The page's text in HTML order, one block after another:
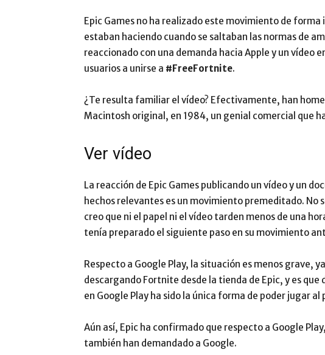
Epic Games no ha realizado este movimiento de forma
estaban haciendo cuando se saltaban las normas de
reaccionado con una demanda hacia Apple y un vídeo
usuarios a unirse a #FreeFortnite.
¿Te resulta familiar el vídeo? Efectivamente, han
Macintosh original, en 1984, un genial comercial que
Ver vídeo
La reacción de Epic Games publicando un vídeo y un
hechos relevantes es un movimiento premeditado. No
creo que ni el papel ni el vídeo tarden menos de una
tenía preparado el siguiente paso en su movimiento
Respecto a Google Play, la situación es menos grave,
descargando Fortnite desde la tienda de Epic, y es que
en Google Play ha sido la única forma de poder jugar
Aún así, Epic ha confirmado que respecto a Google
también han demandado a Google.